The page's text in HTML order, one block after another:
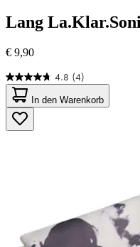
Lang
€ 9,90
4.8 (4)
4.8
von
5
Sternen.
4
In den Warenkorb